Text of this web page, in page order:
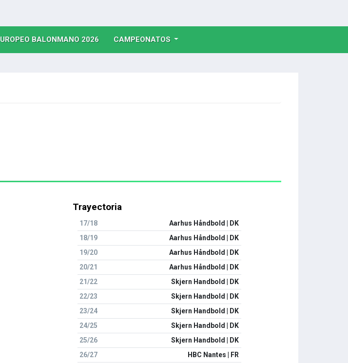
BALONMANO 2026(CURRENT)
CAMPEONATOS
Trayectoria
17/18
Aarhus Håndbold | DK
18/19
Aarhus Håndbold | DK
19/20
Aarhus Håndbold | DK
20/21
Aarhus Håndbold | DK
21/22
Skjern Handbold | DK
22/23
Skjern Handbold | DK
23/24
Skjern Handbold | DK
24/25
Skjern Handbold | DK
25/26
Skjern Handbold | DK
26/27
HBC Nantes | FR